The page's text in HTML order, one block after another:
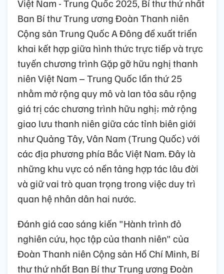
Việt Nam - Trung Quốc 2025, Bí thư thứ nhất
Ban Bí thư Trung ương Đoàn Thanh niên
Cộng sản Trung Quốc A Đông đề xuất triển
khai kết hợp giữa hình thức trực tiếp và trực
tuyến chương trình Gặp gỡ hữu nghị thanh
niên Việt Nam – Trung Quốc lần thứ 25
nhằm mở rộng quy mô và lan tỏa sâu rộng
giá trị các chương trình hữu nghị; mở rộng
giao lưu thanh niên giữa các tỉnh biên giới
như Quảng Tây, Vân Nam (Trung Quốc) với
các địa phương phía Bắc Việt Nam. Đây là
những khu vực có nền tảng hợp tác lâu đời
và giữ vai trò quan trọng trong việc duy trì
quan hệ nhân dân hai nước.
Đánh giá cao sáng kiến "Hành trình đỏ
nghiên cứu, học tập của thanh niên" của
Đoàn Thanh niên Cộng sản Hồ Chí Minh, Bí
thư thứ nhất Ban Bí thư Trung ương Đoàn